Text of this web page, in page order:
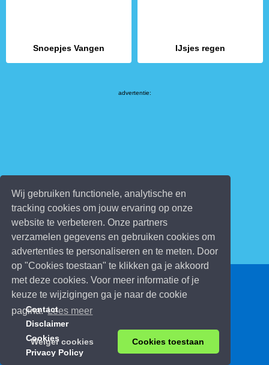
Wij gebruiken functionele, analytische en
tracking cookies om jouw ervaring op onze
website te verbeteren. Onze partners
verzamelen gegevens en gebruiken cookies om
advertenties te personaliseren en te meten. Door
op "Cookies toestaan" te klikken ga je akkoord
met deze cookies. Voor meer informatie of je
keuze te wijzigingen ga je naar de cookie
pagina.Lees meer
Weiger cookies Cookies toestaan
Snoepjes Vangen IJsjes regen
advertentie:
© 2026 Kinderspelletjes.be
Contact
Disclaimer
Cookies
Privacy Policy